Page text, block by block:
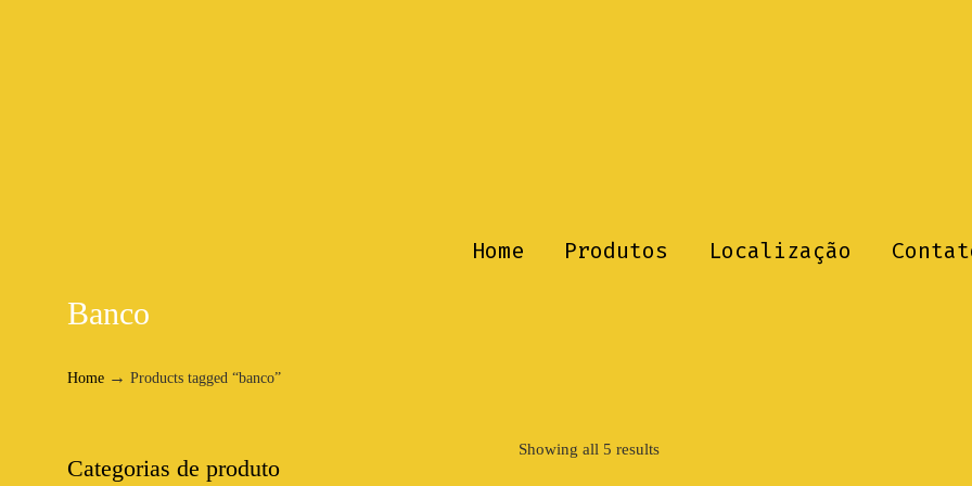
Home Produtos Localização
Banco
Home → Products tagged “banco”
Showing all 5 results
Categorias de produto